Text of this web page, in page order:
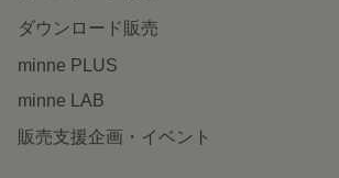
ダウンロード販売
minne PLUS
minne LAB
販売支援企画・イベント